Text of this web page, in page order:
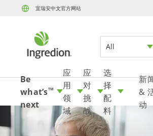
宜瑞安中文官方网站
All
Be
what’s
next
TM
应
用
领
域
应
对
挑
战
选
择
配
料
新
&
动